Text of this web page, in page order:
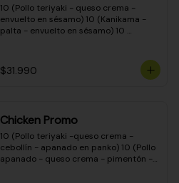
10 (Pollo teriyaki - queso crema -
envuelto en sésamo) 10 (Kanikama -
palta - envuelto en sésamo) 10
envuelto en queso crema) 10
(Camarón - queso crema - cebollín -
teriyaki - queso crema - cebollín -
envuelto en masa tempura) 10
(Pimentón - queso crema - cebollín -
envuelto en masa tempura)
$31.990
Chicken Promo
10 (Pollo teriyaki -queso crema -
cebollín - apanado en panko) 10 (Pollo
apanado - queso crema - pimentón -